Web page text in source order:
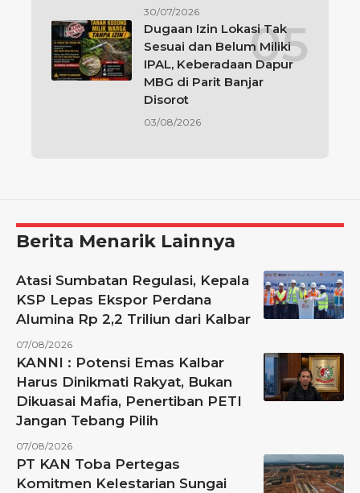
30/07/2026
Dugaan Izin Lokasi Tak
Sesuai dan Belum Miliki
IPAL, Keberadaan Dapur
MBG di Parit Banjar
Disorot
03/08/2026
Berita Menarik Lainnya
Atasi Sumbatan Regulasi, Kepala
KSP Lepas Ekspor Perdana
Alumina Rp 2,2 Triliun dari Kalbar
07/08/2026
KANNI : Potensi Emas Kalbar
Harus Dinikmati Rakyat, Bukan
Dikuasai Mafia, Penertiban PETI
Jangan Tebang Pilih
07/08/2026
PT KAN Toba Pertegas
Komitmen Kelestarian Sungai